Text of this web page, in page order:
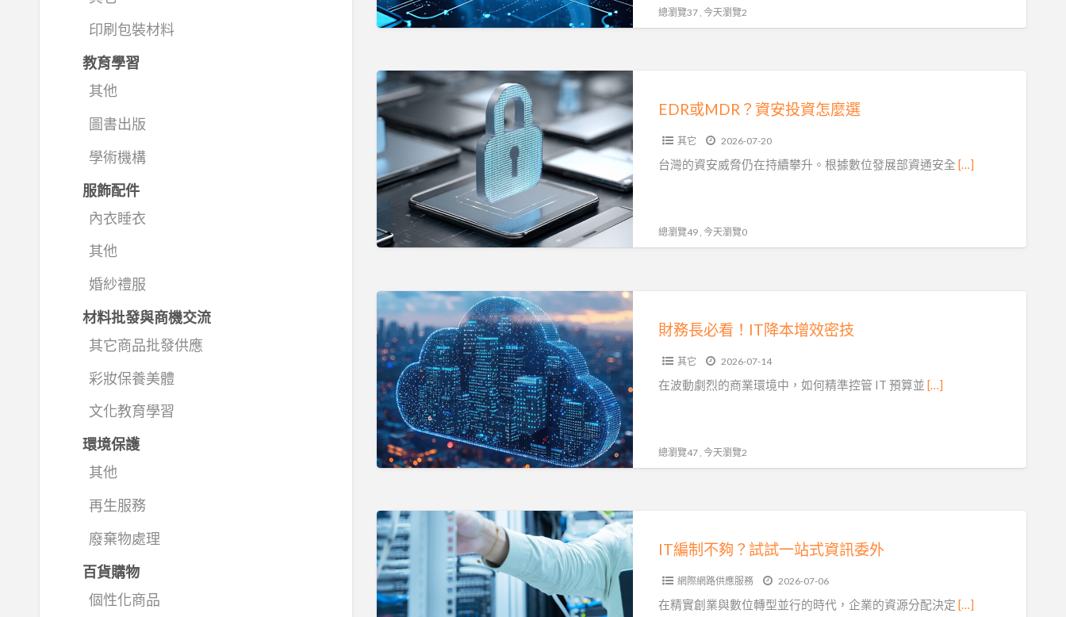
印刷包裝材料
教育學習
其他
圖書出版
學術機構
服飾配件
內衣睡衣
其他
婚紗禮服
材料批發與商機交流
其它商品批發供應
彩妝保養美體
文化教育學習
環境保護
其他
再生服務
廢棄物處理
百貨購物
個性化商品
答
案
曉
總瀏覽37 , 今天瀏覽2
EDR
或
MDR？
安
投
怎
麼
EDR或MDR？資安投資怎麼選
其它 2026-07-20
台灣的資安威脅仍在持續攀升。根據數位發展部資通安全 […]
總瀏覽49 , 今天瀏覽0
財
務
長
必
看！
IT
降
本
增
密
技
財務長必看！IT降本增效密技
其它 2026-07-14
在波動劇烈的商業環境中，如何精準控管 IT 預算並 […]
總瀏覽47 , 今天瀏覽2
IT
編
制
不
夠？
IT編制不夠？試試一站式資訊委外
網際網路供應服務 2026-07-06
在精實創業與數位轉型並行的時代，企業的資源分配決定 […]